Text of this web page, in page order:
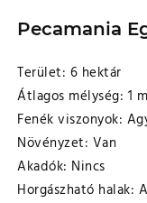
Pecamania
Terület: 6 hektár
Átlagos mélység: 1
Fenék viszonyok:
Növényzet: Van
Akadók: Nincs
Horgászható halak: